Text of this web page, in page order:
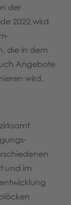
der
2022 wird
die in dem
Angebote
wird.
und im